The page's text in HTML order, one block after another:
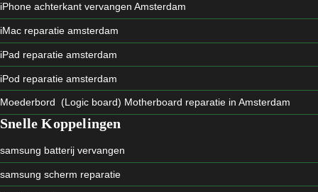
iPhone achterkant vervangen Amsterdam
iMac reparatie amsterdam
iPad reparatie amsterdam
iPod reparatie amsterdam
Moederbord (Logic board) Motherboard reparatie in Amsterdam
Snelle Koppelingen
samsung batterij vervangen
samsung scherm reparatie